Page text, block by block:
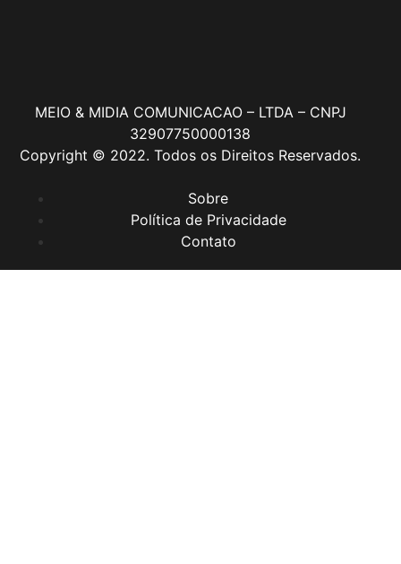
MEIO & MIDIA COMUNICACAO – LTDA – CNPJ
32907750000138
Copyright © 2022. Todos os Direitos Reservados.
Sobre
Política de Privacidade
Contato